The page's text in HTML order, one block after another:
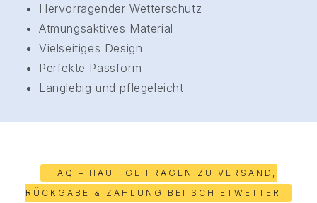
Hervorragender Wetterschutz
Atmungsaktives Material
Vielseitiges Design
Perfekte Passform
Langlebig und pflegeleicht
FAQ – HÄUFIGE FRAGEN ZU VERSAND,
RÜCKGABE & ZAHLUNG BEI SCHIETWETTER